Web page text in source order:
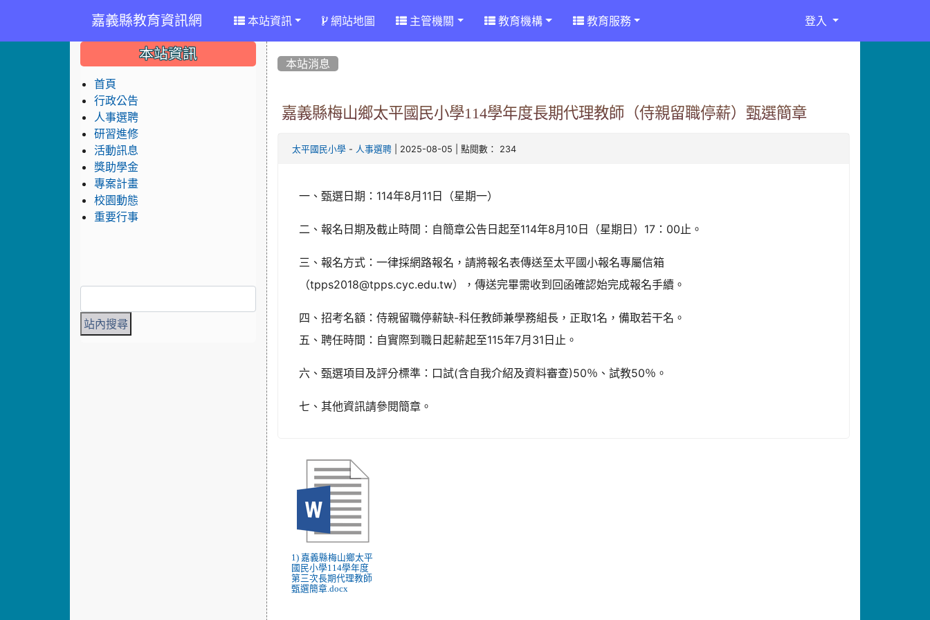
嘉義縣教育資訊網 本站資訊 網站地圖 主管機關 教育機構 教育服務 登入
本站消息
嘉義縣梅山鄉太平國民小學114學年度長期代理教師（侍親留職停薪）甄選簡章
太平國民小學 - 人事選聘 | 2025-08-05 | 點閱數： 234
一、甄選日期：114年8月11日（星期一）
二、報名日期及截止時間：自簡章公告日起至114年8月10日（星期日）17：00止。
三、報名方式：一律採網路報名，請將報名表傳送至太平國小報名專屬信箱
（tpps2018@tpps.cyc.edu.tw），傳送完畢需收到回函確認始完成報名手續。
四、招考名額：侍親留職停薪缺-科任教師兼學務組長，正取1名，備取若干名。
五、聘任時間：自實際到職日起薪起至115年7月31日止。
六、甄選項目及評分標準：口試(含自我介紹及資料審查)50％、試教50％。
七、其他資訊請參閱簡章。
1) 嘉義縣梅山鄉太平
國民小學114學年度
第三次長期代理教師
甄選簡章.docx
::: 本站資訊
首頁
行政公告
人事選聘
研習進修
活動訊息
獎助學金
專案計畫
校園動態
重要行事